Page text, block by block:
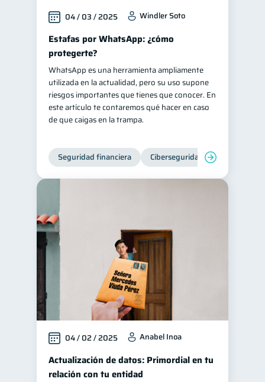
04 / 03 / 2025 Windler Soto
Estafas por WhatsApp: ¿cómo
protegerte?
WhatsApp es una herramienta ampliamente
utilizada en la actualidad, pero su uso supone
riesgos importantes que tienes que conocer. En
este artículo te contaremos qué hacer en caso
de que caigas en la trampa.
Seguridad financiera Ciberseguridad
04 / 02 / 2025 Anabel Inoa
Actualización de datos: Primordial en tu
relación con tu entidad